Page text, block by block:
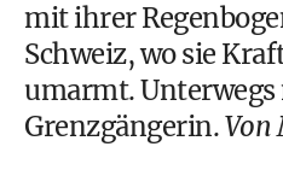
mit ihrer
Schweiz, wo sie
umarmt.
Grenzgängerin.Von